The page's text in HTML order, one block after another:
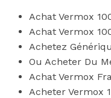
Achat Vermox
Achat Vermox
Achetez
Ou Acheter Du
Achat Vermox
Acheter Vermox